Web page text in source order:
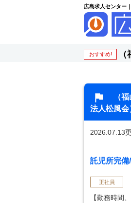
広島求人センター
おすすめ!
（
法人松風会
2026.07.13
託児所完備
正社員
【勤務時間